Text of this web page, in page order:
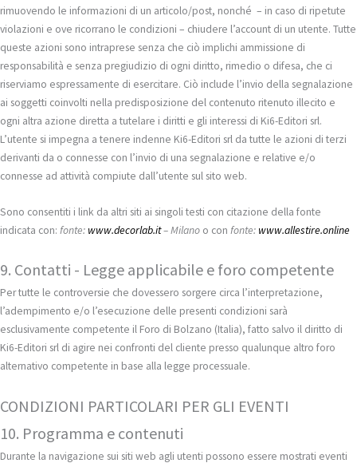
rimuovendo le informazioni di un articolo/post, nonché – in caso di ripetute
violazioni e ove ricorrano le condizioni – chiudere l’account di un utente. Tutte
queste azioni sono intraprese senza che ciò implichi ammissione di
responsabilità e senza pregiudizio di ogni diritto, rimedio o difesa, che ci
riserviamo espressamente di esercitare. Ciò include l’invio della segnalazione
ai soggetti coinvolti nella predisposizione del contenuto ritenuto illecito e
ogni altra azione diretta a tutelare i diritti e gli interessi di Ki6-Editori srl.
L’utente si impegna a tenere indenne Ki6-Editori srl da tutte le azioni di terzi
derivanti da o connesse con l’invio di una segnalazione e relative e/o
connesse ad attività compiute dall’utente sul sito web.
Sono consentiti i link da altri siti ai singoli testi con citazione della fonte
indicata con: fonte: www.decorlab.it– Milano o con fonte: www.allestire.online
9. Contatti - Legge applicabile e foro competente
Per tutte le controversie che dovessero sorgere circa l’interpretazione,
l’adempimento e/o l’esecuzione delle presenti condizioni sarà
esclusivamente competente il Foro di Bolzano (Italia), fatto salvo il diritto di
Ki6-Editori srl di agire nei confronti del cliente presso qualunque altro foro
alternativo competente in base alla legge processuale.
CONDIZIONI PARTICOLARI PER GLI EVENTI
10. Programma e contenuti
Durante la navigazione sui siti web agli utenti possono essere mostrati eventi